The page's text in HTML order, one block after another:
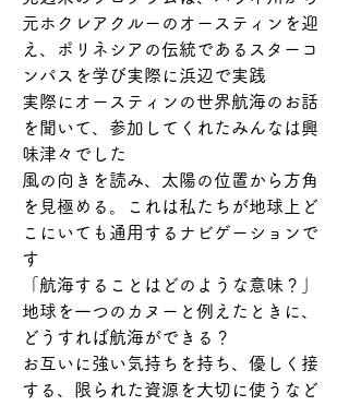
元ホクレアクルーのオースティンを迎
え、ポリネシアの伝統であるスターコ
ンパスを学び実際に浜辺で実践
実際にオースティンの世界航海のお話
を聞いて、参加してくれたみんなは興
味津々でした
風の向きを読み、太陽の位置から方角
を見極める。これは私たちが地球上ど
こにいても通用するナビゲーションで
す
「航海することはどのような意味？」
地球を一つのカヌーと例えたときに、
どうすれば航海ができる？
お互いに強い気持ちを持ち、優しく接
する、限られた資源を大切に使うなど